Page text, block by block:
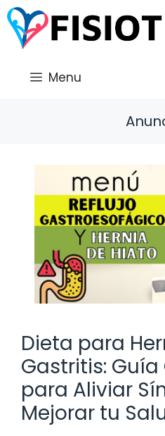
Saltar
al
contenido
Menu
Dieta para
Gastritis:
para Aliviar
Mejorar tu